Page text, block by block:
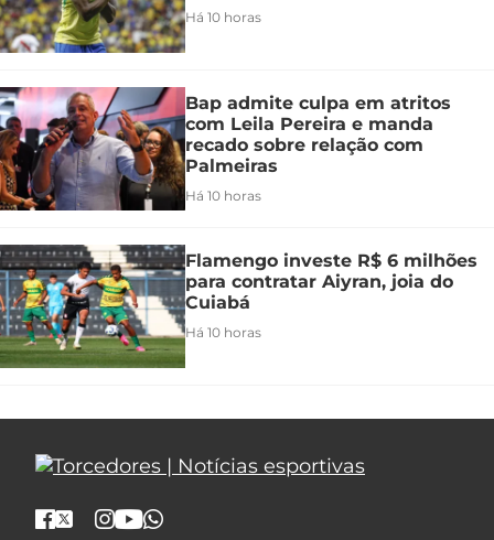
Há 10 horas
Bap admite culpa em atritos
com Leila Pereira e manda
recado sobre relação com
Palmeiras
Há 10 horas
Flamengo investe R$ 6 milhões
para contratar Aiyran, joia do
Cuiabá
Há 10 horas